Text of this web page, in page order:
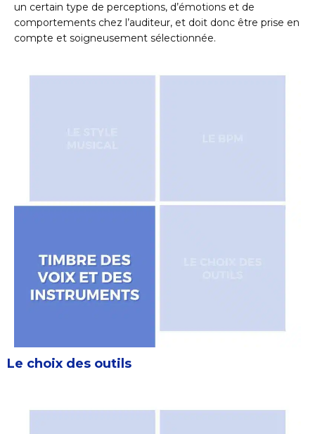
un certain type de perceptions, d’émotions et de
comportements chez l’auditeur, et doit donc être prise en
compte et soigneusement sélectionnée.
Le choix des outils